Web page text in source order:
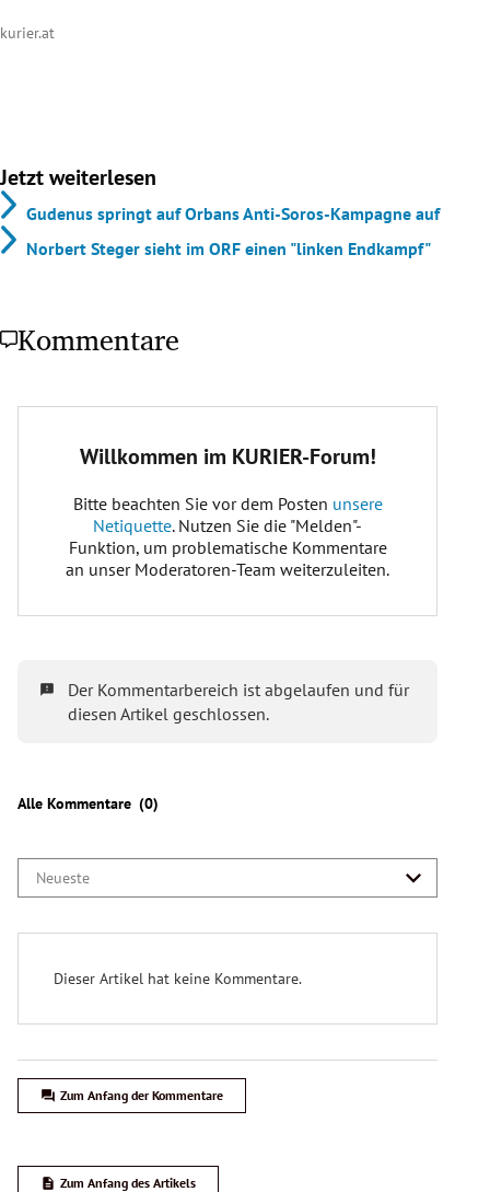
kurier.at
Jetzt weiterlesen
Gudenus springt auf Orbans Anti-Soros-Kampagne auf
Norbert Steger sieht im ORF einen "linken Endkampf"
Kommentare